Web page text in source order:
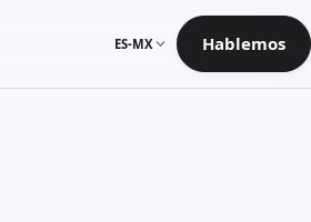
ES-MX Hablemos